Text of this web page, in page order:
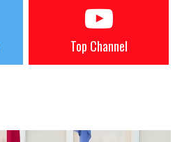
Top Channel